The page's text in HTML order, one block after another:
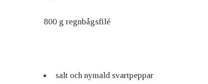
800 g regnbågsfilé
salt och nymald svartpeppar